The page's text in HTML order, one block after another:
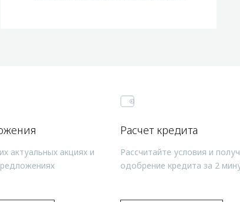
актуальных акциях и
Расчет кредита
Рассчитайте условия и
одобрение кредита за 2